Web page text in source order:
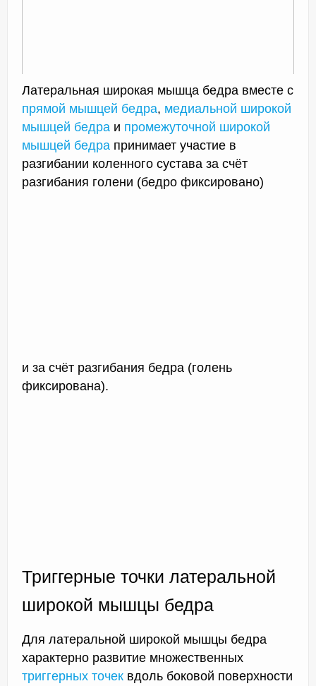
Латеральная широкая мышца бедра вместе с
прямой мышцей бедра, медиальной широкой
мышцей бедра и промежуточной широкой
мышцей бедра принимает участие в
разгибании коленного сустава за счёт
разгибания голени (бедро фиксировано)
и за счёт разгибания бедра (голень
фиксирована).
Триггерные точки латеральной
широкой мышцы бедра
Для латеральной широкой мышцы бедра
характерно развитие множественных
триггерных точек вдоль боковой поверхности